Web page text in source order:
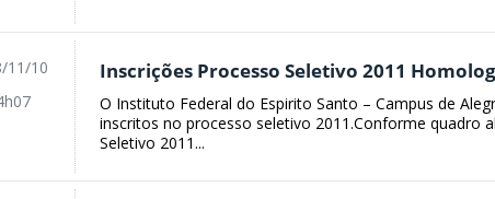
Inscrições Processo Seletivo 2011
O Instituto Federal do Espirito Santo – Campus de
inscritos no processo seletivo 2011.Conforme quadro
Seletivo 2011...
11/10